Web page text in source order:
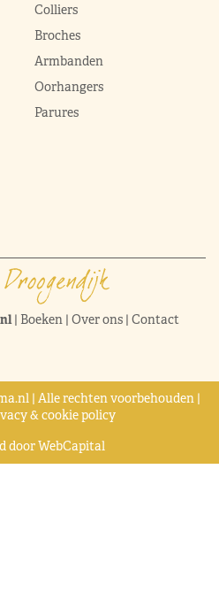
Colliers
Broches
Armbanden
Oorhangers
Parures
| Boeken| Over ons| Contact
| Alle rechten voorbehouden |
& cookie policy
doorWebCapital